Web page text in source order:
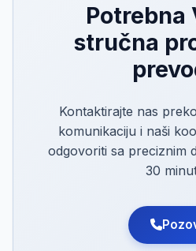
Potrebna
stručna
Kontaktirajte nas
komunikaciju i naši
odgovoriti sa preciznim
30